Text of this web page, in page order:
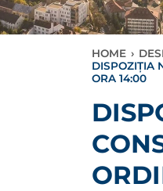
HOME ›
DISPOZIŢIA
ORA 14:00